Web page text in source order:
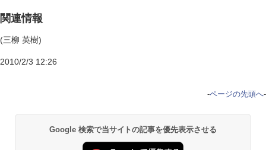
関連情報
(三柳 英樹)
2010/2/3 12:26
-ページの先頭へ-
Google 検索で当サイトの記事を優先表示させる